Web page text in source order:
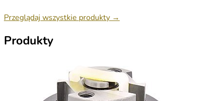
Przeglądaj wszystkie produkty →
Produkty